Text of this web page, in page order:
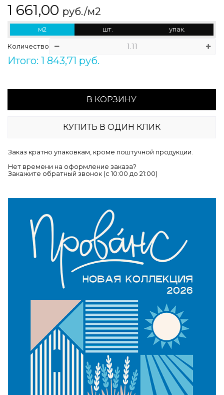
1 661,00 руб./м2
м2 шт. упак.
Количество
Итого: 1 843,71 руб.
В КОРЗИНУ
КУПИТЬ В ОДИН КЛИК
Заказ кратно упаковкам, кроме поштучной продукции.
Нет времени на оформление заказа?
Закажите обратный звонок (c 10:00 до 21:00)